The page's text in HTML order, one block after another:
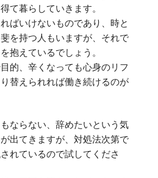
て暮らしていきます。
ばいけないものであり、時と
を持つ人もいますが、それで
抱えているでしょう。
的、辛くなっても心身のリフ
替えられれば働き続けるのが
ならない、辞めたいという気
出てきますが、対処法次第で
れているので試してくださ